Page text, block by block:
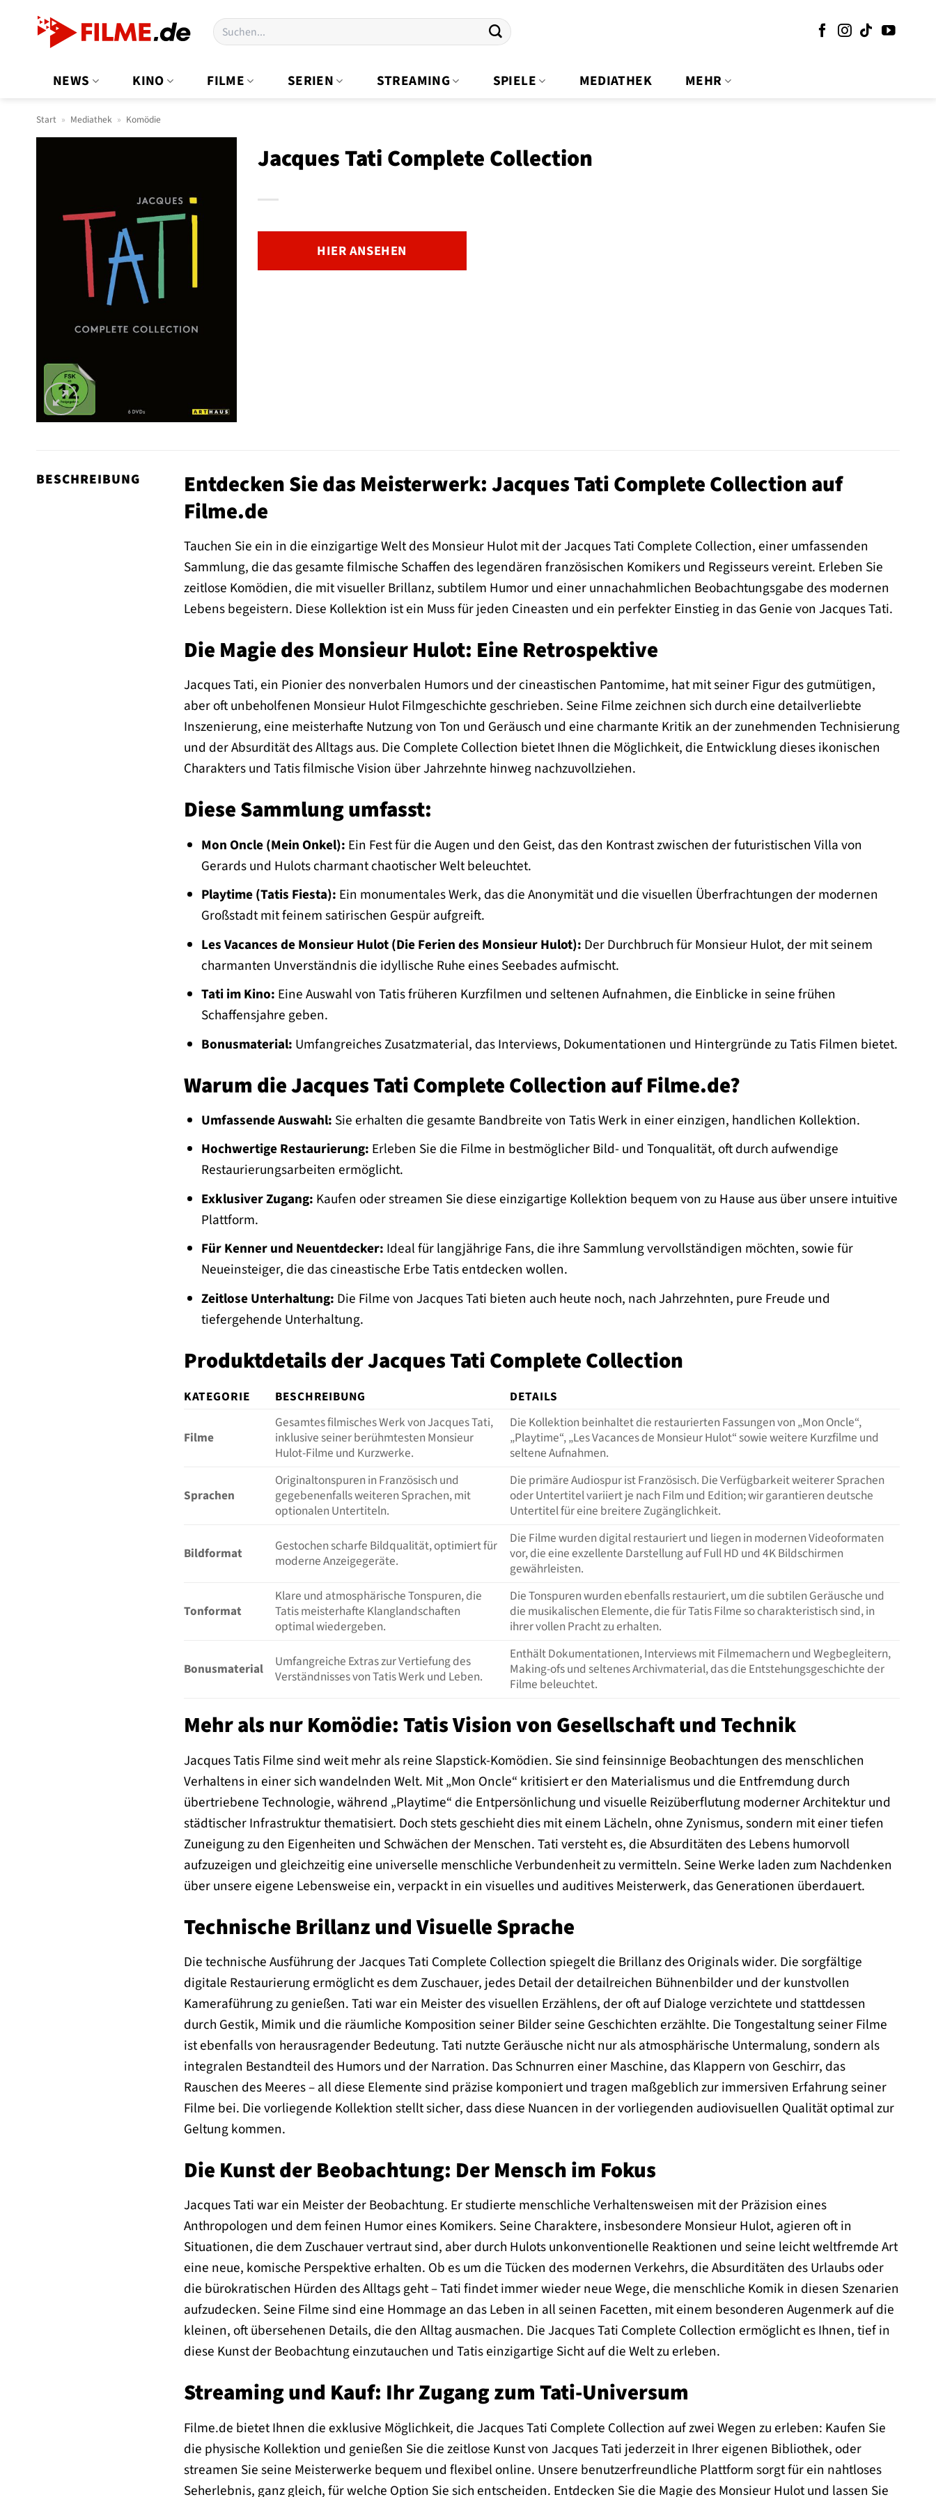
Suchen
nach:
NEWS KINO FILME SERIEN STREAMING SPIELE MEDIATHEK MEHR
Start » Mediathek » Komödie
Jacques Tati Complete Collection
HIER ANSEHEN
BESCHREIBUNG
Entdecken Sie das Meisterwerk: Jacques Tati Complete Collection auf
Filme.de
Tauchen Sie ein in die einzigartige Welt des Monsieur Hulot mit der Jacques Tati Complete Collection, einer umfassenden
Sammlung, die das gesamte filmische Schaffen des legendären französischen Komikers und Regisseurs vereint. Erleben Sie
zeitlose Komödien, die mit visueller Brillanz, subtilem Humor und einer unnachahmlichen Beobachtungsgabe des modernen
Lebens begeistern. Diese Kollektion ist ein Muss für jeden Cineasten und ein perfekter Einstieg in das Genie von Jacques Tati.
Die Magie des Monsieur Hulot: Eine Retrospektive
Jacques Tati, ein Pionier des nonverbalen Humors und der cineastischen Pantomime, hat mit seiner Figur des gutmütigen,
aber oft unbeholfenen Monsieur Hulot Filmgeschichte geschrieben. Seine Filme zeichnen sich durch eine detailverliebte
Inszenierung, eine meisterhafte Nutzung von Ton und Geräusch und eine charmante Kritik an der zunehmenden Technisierung
und der Absurdität des Alltags aus. Die Complete Collection bietet Ihnen die Möglichkeit, die Entwicklung dieses ikonischen
Charakters und Tatis filmische Vision über Jahrzehnte hinweg nachzuvollziehen.
Diese Sammlung umfasst:
Mon Oncle (Mein Onkel): Ein Fest für die Augen und den Geist, das den Kontrast zwischen der futuristischen Villa von
Gerards und Hulots charmant chaotischer Welt beleuchtet.
Playtime (Tatis Fiesta): Ein monumentales Werk, das die Anonymität und die visuellen Überfrachtungen der modernen
Großstadt mit feinem satirischen Gespür aufgreift.
Les Vacances de Monsieur Hulot (Die Ferien des Monsieur Hulot): Der Durchbruch für Monsieur Hulot, der mit seinem
charmanten Unverständnis die idyllische Ruhe eines Seebades aufmischt.
Tati im Kino: Eine Auswahl von Tatis früheren Kurzfilmen und seltenen Aufnahmen, die Einblicke in seine frühen
Schaffensjahre geben.
Bonusmaterial: Umfangreiches Zusatzmaterial, das Interviews, Dokumentationen und Hintergründe zu Tatis Filmen bietet.
Warum die Jacques Tati Complete Collection auf Filme.de?
Umfassende Auswahl: Sie erhalten die gesamte Bandbreite von Tatis Werk in einer einzigen, handlichen Kollektion.
Hochwertige Restaurierung: Erleben Sie die Filme in bestmöglicher Bild- und Tonqualität, oft durch aufwendige
Restaurierungsarbeiten ermöglicht.
Exklusiver Zugang: Kaufen oder streamen Sie diese einzigartige Kollektion bequem von zu Hause aus über unsere intuitive
Plattform.
Für Kenner und Neuentdecker: Ideal für langjährige Fans, die ihre Sammlung vervollständigen möchten, sowie für
Neueinsteiger, die das cineastische Erbe Tatis entdecken wollen.
Zeitlose Unterhaltung: Die Filme von Jacques Tati bieten auch heute noch, nach Jahrzehnten, pure Freude und
tiefergehende Unterhaltung.
Produktdetails der Jacques Tati Complete Collection
KATEGORIE BESCHREIBUNG DETAILS
Filme
Gesamtes filmisches Werk von Jacques Tati,
inklusive seiner berühmtesten Monsieur
Hulot-Filme und Kurzwerke.
Die Kollektion beinhaltet die restaurierten Fassungen von „Mon Oncle“,
„Playtime“, „Les Vacances de Monsieur Hulot“ sowie weitere Kurzfilme und
seltene Aufnahmen.
Sprachen
Originaltonspuren in Französisch und
gegebenenfalls weiteren Sprachen, mit
optionalen Untertiteln.
Die primäre Audiospur ist Französisch. Die Verfügbarkeit weiterer Sprachen
oder Untertitel variiert je nach Film und Edition; wir garantieren deutsche
Untertitel für eine breitere Zugänglichkeit.
Bildformat
Gestochen scharfe Bildqualität, optimiert für
moderne Anzeigegeräte.
Die Filme wurden digital restauriert und liegen in modernen Videoformaten
vor, die eine exzellente Darstellung auf Full HD und 4K Bildschirmen
gewährleisten.
Tonformat
Klare und atmosphärische Tonspuren, die
Tatis meisterhafte Klanglandschaften
optimal wiedergeben.
Die Tonspuren wurden ebenfalls restauriert, um die subtilen Geräusche und
die musikalischen Elemente, die für Tatis Filme so charakteristisch sind, in
ihrer vollen Pracht zu erhalten.
Bonusmaterial
Umfangreiche Extras zur Vertiefung des
Verständnisses von Tatis Werk und Leben.
Enthält Dokumentationen, Interviews mit Filmemachern und Wegbegleitern,
Making-ofs und seltenes Archivmaterial, das die Entstehungsgeschichte der
Filme beleuchtet.
Mehr als nur Komödie: Tatis Vision von Gesellschaft und Technik
Jacques Tatis Filme sind weit mehr als reine Slapstick-Komödien. Sie sind feinsinnige Beobachtungen des menschlichen
Verhaltens in einer sich wandelnden Welt. Mit „Mon Oncle“ kritisiert er den Materialismus und die Entfremdung durch
übertriebene Technologie, während „Playtime“ die Entpersönlichung und visuelle Reizüberflutung moderner Architektur und
städtischer Infrastruktur thematisiert. Doch stets geschieht dies mit einem Lächeln, ohne Zynismus, sondern mit einer tiefen
Zuneigung zu den Eigenheiten und Schwächen der Menschen. Tati versteht es, die Absurditäten des Lebens humorvoll
aufzuzeigen und gleichzeitig eine universelle menschliche Verbundenheit zu vermitteln. Seine Werke laden zum Nachdenken
über unsere eigene Lebensweise ein, verpackt in ein visuelles und auditives Meisterwerk, das Generationen überdauert.
Technische Brillanz und Visuelle Sprache
Die technische Ausführung der Jacques Tati Complete Collection spiegelt die Brillanz des Originals wider. Die sorgfältige
digitale Restaurierung ermöglicht es dem Zuschauer, jedes Detail der detailreichen Bühnenbilder und der kunstvollen
Kameraführung zu genießen. Tati war ein Meister des visuellen Erzählens, der oft auf Dialoge verzichtete und stattdessen
durch Gestik, Mimik und die räumliche Komposition seiner Bilder seine Geschichten erzählte. Die Tongestaltung seiner Filme
ist ebenfalls von herausragender Bedeutung. Tati nutzte Geräusche nicht nur als atmosphärische Untermalung, sondern als
integralen Bestandteil des Humors und der Narration. Das Schnurren einer Maschine, das Klappern von Geschirr, das
Rauschen des Meeres – all diese Elemente sind präzise komponiert und tragen maßgeblich zur immersiven Erfahrung seiner
Filme bei. Die vorliegende Kollektion stellt sicher, dass diese Nuancen in der vorliegenden audiovisuellen Qualität optimal zur
Geltung kommen.
Die Kunst der Beobachtung: Der Mensch im Fokus
Jacques Tati war ein Meister der Beobachtung. Er studierte menschliche Verhaltensweisen mit der Präzision eines
Anthropologen und dem feinen Humor eines Komikers. Seine Charaktere, insbesondere Monsieur Hulot, agieren oft in
Situationen, die dem Zuschauer vertraut sind, aber durch Hulots unkonventionelle Reaktionen und seine leicht weltfremde Art
eine neue, komische Perspektive erhalten. Ob es um die Tücken des modernen Verkehrs, die Absurditäten des Urlaubs oder
die bürokratischen Hürden des Alltags geht – Tati findet immer wieder neue Wege, die menschliche Komik in diesen Szenarien
aufzudecken. Seine Filme sind eine Hommage an das Leben in all seinen Facetten, mit einem besonderen Augenmerk auf die
kleinen, oft übersehenen Details, die den Alltag ausmachen. Die Jacques Tati Complete Collection ermöglicht es Ihnen, tief in
diese Kunst der Beobachtung einzutauchen und Tatis einzigartige Sicht auf die Welt zu erleben.
Streaming und Kauf: Ihr Zugang zum Tati-Universum
Filme.de bietet Ihnen die exklusive Möglichkeit, die Jacques Tati Complete Collection auf zwei Wegen zu erleben: Kaufen Sie
die physische Kollektion und genießen Sie die zeitlose Kunst von Jacques Tati jederzeit in Ihrer eigenen Bibliothek, oder
streamen Sie seine Meisterwerke bequem und flexibel online. Unsere benutzerfreundliche Plattform sorgt für ein nahtloses
Seherlebnis, ganz gleich, für welche Option Sie sich entscheiden. Entdecken Sie die Magie des Monsieur Hulot und lassen Sie